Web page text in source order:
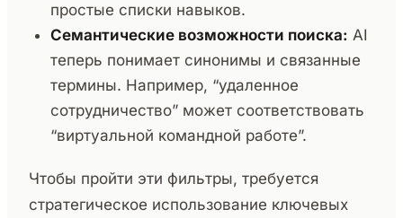
простые списки навыков.
Семантические возможности поиска: AI
теперь понимает синонимы и связанные
термины. Например, “удаленное
сотрудничество” может соответствовать
“виртуальной командной работе”.
Чтобы пройти эти фильтры, требуется
стратегическое использование ключевых